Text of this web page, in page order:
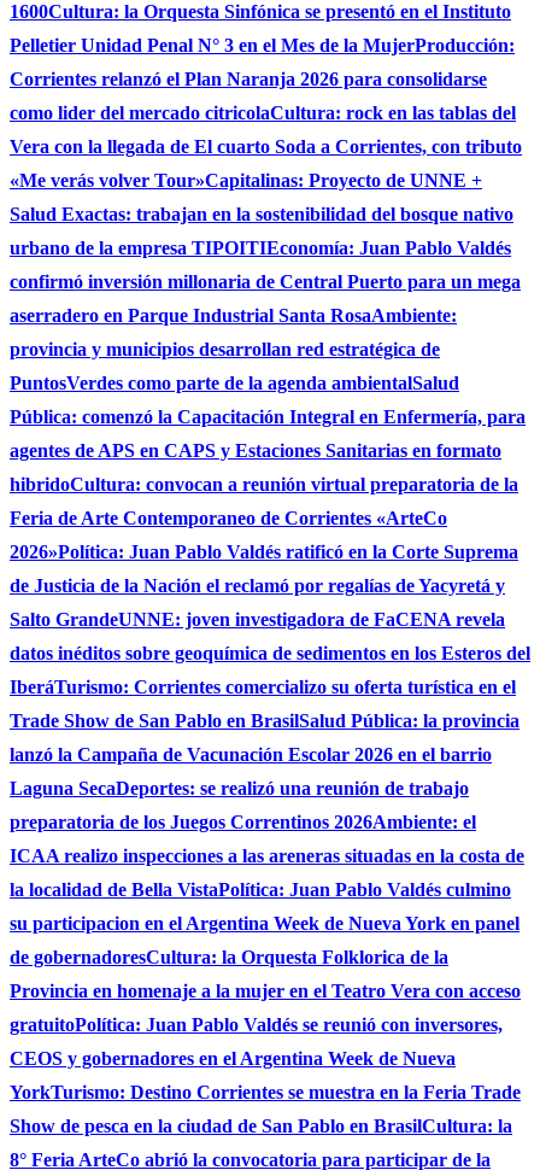
1600Cultura: la Orquesta Sinfónica se presentó en el Instituto
Pelletier Unidad Penal N° 3 en el Mes de la MujerProducción:
Corrientes relanzó el Plan Naranja 2026 para consolidarse
como lider del mercado citricolaCultura: rock en las tablas del
Vera con la llegada de El cuarto Soda a Corrientes, con tributo
«Me verás volver Tour»Capitalinas: Proyecto de UNNE +
Salud Exactas: trabajan en la sostenibilidad del bosque nativo
urbano de la empresa TIPOITIEconomía: Juan Pablo Valdés
confirmó inversión millonaria de Central Puerto para un mega
aserradero en Parque Industrial Santa RosaAmbiente:
provincia y municipios desarrollan red estratégica de
PuntosVerdes como parte de la agenda ambientalSalud
Pública: comenzó la Capacitación Integral en Enfermería, para
agentes de APS en CAPS y Estaciones Sanitarias en formato
hibridoCultura: convocan a reunión virtual preparatoria de la
Feria de Arte Contemporaneo de Corrientes «ArteCo
2026»Política: Juan Pablo Valdés ratificó en la Corte Suprema
de Justicia de la Nación el reclamó por regalías de Yacyretá y
Salto GrandeUNNE: joven investigadora de FaCENA revela
datos inéditos sobre geoquímica de sedimentos en los Esteros del
IberáTurismo: Corrientes comercializo su oferta turística en el
Trade Show de San Pablo en BrasilSalud Pública: la provincia
lanzó la Campaña de Vacunación Escolar 2026 en el barrio
Laguna SecaDeportes: se realizó una reunión de trabajo
preparatoria de los Juegos Correntinos 2026Ambiente: el
ICAA realizo inspecciones a las areneras situadas en la costa de
la localidad de Bella VistaPolítica: Juan Pablo Valdés culmino
su participacion en el Argentina Week de Nueva York en panel
de gobernadoresCultura: la Orquesta Folklorica de la
Provincia en homenaje a la mujer en el Teatro Vera con acceso
gratuitoPolítica: Juan Pablo Valdés se reunió con inversores,
CEOS y gobernadores en el Argentina Week de Nueva
YorkTurismo: Destino Corrientes se muestra en la Feria Trade
Show de pesca en la ciudad de San Pablo en BrasilCultura: la
8° Feria ArteCo abrió la convocatoria para participar de la